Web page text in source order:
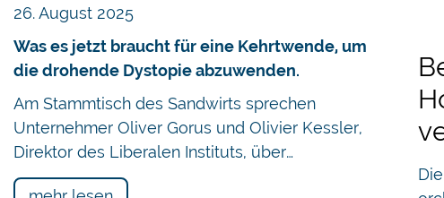
26. August 2025
Was es jetzt braucht für eine Kehrtwende, um
die drohende Dystopie abzuwenden.
Am Stammtisch des Sandwirts sprechen
Unternehmer Oliver Gorus und Olivier Kessler,
Direktor des Liberalen Instituts, über…